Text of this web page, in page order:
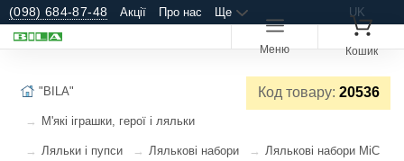
(098) 684-87-48 Акції Про нас Ще UK
Меню Кошик
Код товару: 20536
"BILA"
М'які іграшки, герої і ляльки
Ляльки і пупси Лялькові набори Лялькові набори MiC